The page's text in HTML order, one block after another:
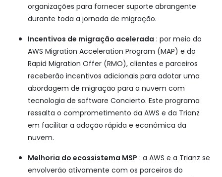
organizações para fornecer suporte abrangente
durante toda a jornada de migração.
Incentivos de migração acelerada : por meio do
AWS Migration Acceleration Program (MAP) e do
Rapid Migration Offer (RMO), clientes e parceiros
receberão incentivos adicionais para adotar uma
abordagem de migração para a nuvem com
tecnologia de software Concierto. Este programa
ressalta o comprometimento da AWS e da Trianz
em facilitar a adoção rápida e econômica da
nuvem.
Melhoria do ecossistema MSP : a AWS e a Trianz se
envolverão ativamente com os parceiros do